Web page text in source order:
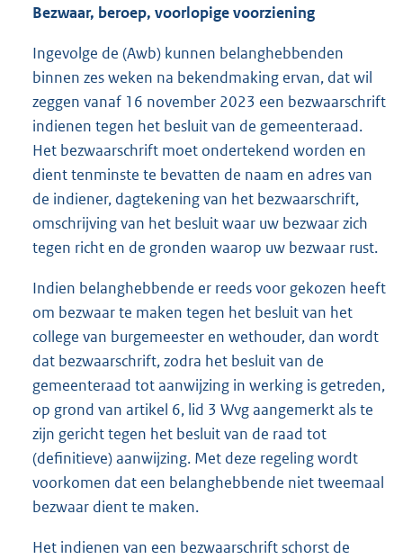
Bezwaar, beroep, voorlopige voorziening
Ingevolge de (Awb) kunnen belanghebbenden
binnen zes weken na bekendmaking ervan, dat wil
zeggen vanaf 16 november 2023 een bezwaarschrift
indienen tegen het besluit van de gemeenteraad.
Het bezwaarschrift moet ondertekend worden en
dient tenminste te bevatten de naam en adres van
de indiener, dagtekening van het bezwaarschrift,
omschrijving van het besluit waar uw bezwaar zich
tegen richt en de gronden waarop uw bezwaar rust.
Indien belanghebbende er reeds voor gekozen heeft
om bezwaar te maken tegen het besluit van het
college van burgemeester en wethouder, dan wordt
dat bezwaarschrift, zodra het besluit van de
gemeenteraad tot aanwijzing in werking is getreden,
op grond van artikel 6, lid 3 Wvg aangemerkt als te
zijn gericht tegen het besluit van de raad tot
(definitieve) aanwijzing. Met deze regeling wordt
voorkomen dat een belanghebbende niet tweemaal
bezwaar dient te maken.
Het indienen van een bezwaarschrift schorst de